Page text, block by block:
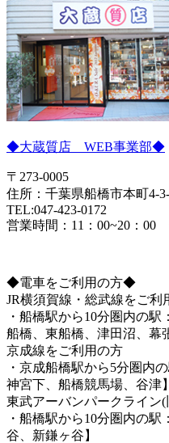
◆大蔵質店 WEB事業部◆
〒273-0005
住所：千葉県船橋市本町4-
TEL:047-423-0172
営業時間：11：00~20：00
◆電車をご利用の方◆
JR横須賀線・総武線をご利
・船橋駅から10分圏内の
船橋、東船橋、津田沼、幕
京成線をご利用の方
・京成船橋駅から5分圏内
神宮下、船橋競馬場、谷津】
東武アーバンパークライン
・船橋駅から10分圏内の
谷、新鎌ヶ谷】